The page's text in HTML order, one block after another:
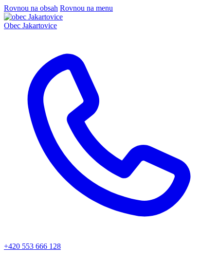
Rovnou na obsah Rovnou na menu
Obec Jakartovice
+420 553 666 128